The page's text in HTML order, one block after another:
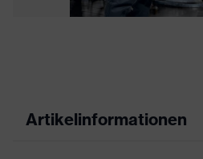
Artikelinformationen